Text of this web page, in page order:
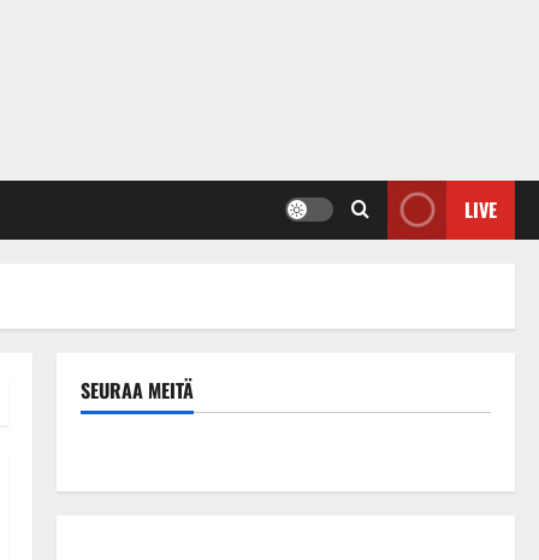
LIVE
SEURAA MEITÄ